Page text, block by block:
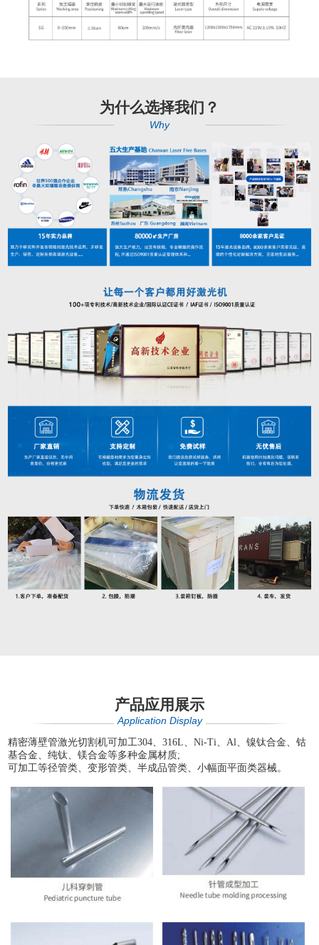
为什么选择我们？
Why
产品应用展示
Application Display
精密薄壁管激光切割机可加工304、316L、Ni-Ti、Al、镍钛合金、钴
基合金、纯钛、镁合金等多种金属材质;
可加工等径管类、变形管类、半成品管类、小幅面平面类器械。